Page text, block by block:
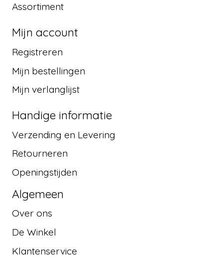
Assortiment
Mijn account
Registreren
Mijn bestellingen
Mijn verlanglijst
Handige informatie
Verzending en Levering
Retourneren
Openingstijden
Algemeen
Over ons
De Winkel
Klantenservice